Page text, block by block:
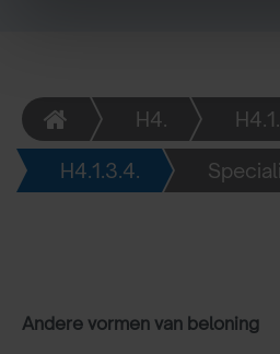
H4. H4.1.
H4.1.3.4.
Andere vormen van beloning